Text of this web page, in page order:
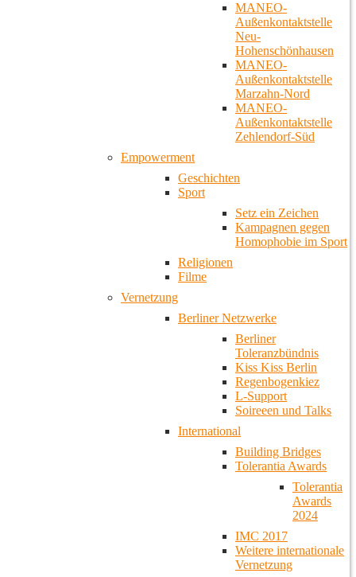
MANEO-
Außenkontaktstelle
Neu-
Hohenschönhausen
MANEO-
Außenkontaktstelle
Marzahn-Nord
MANEO-
Außenkontaktstelle
Zehlendorf-Süd
Empowerment
Geschichten
Sport
Setz ein Zeichen
Kampagnen gegen
Homophobie im Sport
Religionen
Filme
Vernetzung
Berliner Netzwerke
Berliner
Toleranzbündnis
Kiss Kiss Berlin
Regenbogenkiez
L-Support
Soireeen und Talks
International
Building Bridges
Tolerantia Awards
Tolerantia
Awards
2024
IMC 2017
Weitere internationale
Vernetzung